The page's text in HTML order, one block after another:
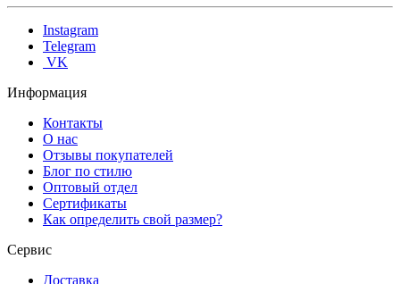
Instagram
Telegram
VK
Информация
Контакты
О нас
Отзывы покупателей
Блог по стилю
Оптовый отдел
Сертификаты
Как определить свой размер?
Сервис
Доставка